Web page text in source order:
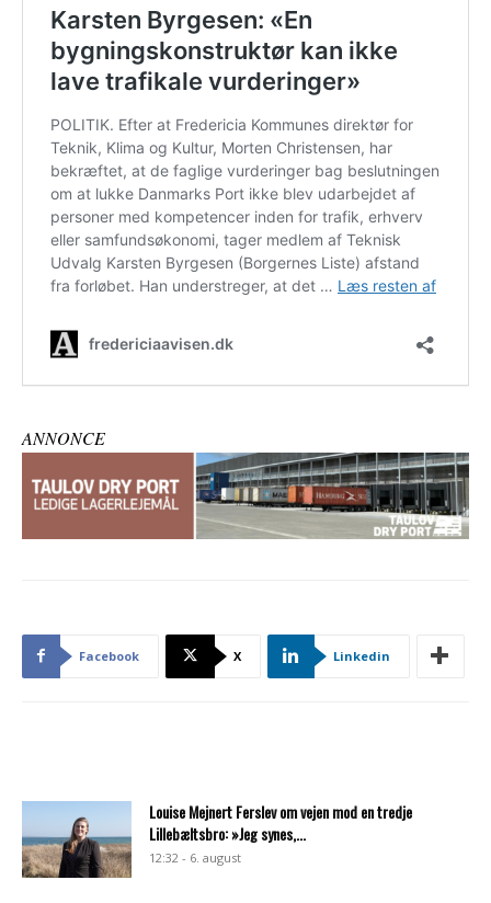
ANNONCE
Facebook X Linkedin
Louise Mejnert Ferslev om vejen mod en tredje
Lillebæltsbro: »Jeg synes,...
12:32 - 6. august